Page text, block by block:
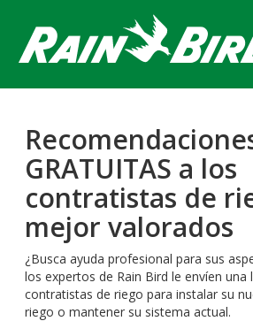
main
content
GRATUITAS a los
contratistas de
mejor valorados
¿Busca ayuda profesional para sus
los expertos de Rain Bird le envíen
contratistas de riego para instalar su
riego o mantener su sistema actual.